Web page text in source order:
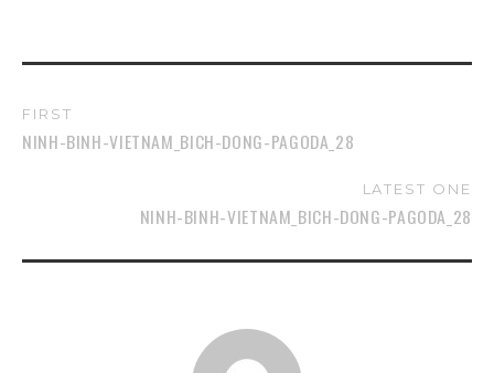
FIRST
NINH-BINH-VIETNAM_BICH-DONG-PAGODA_28
LATEST ONE
NINH-BINH-VIETNAM_BICH-DONG-PAGODA_28